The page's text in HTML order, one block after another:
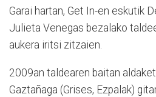
Garai hartan, Get In-en eskutik
Julieta Venegas bezalako
aukera iritsi zitzaien.
2009an taldearen baitan
Gaztañaga (Grises, Ezpalak)